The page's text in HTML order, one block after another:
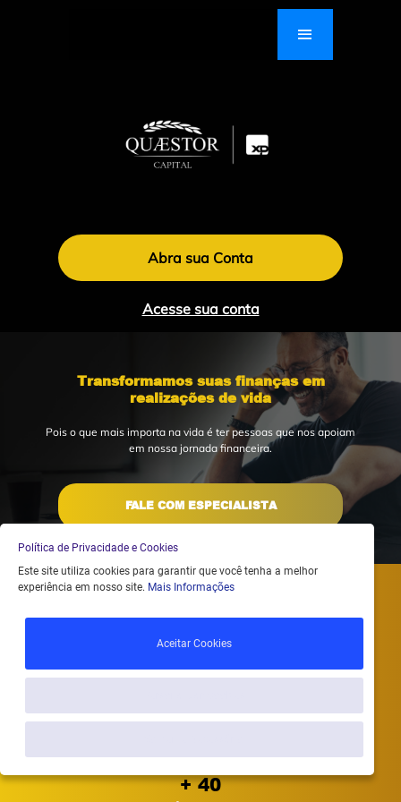
Abra sua Conta
Acesse sua conta
Transformamos suas finanças em
realizações de vida
Pois o que mais importa na vida é ter pessoas que nos apoiam
em nossa jornada financeira.
FALE COM ESPECIALISTA
Muito além da expectativa
Para tudo que envolve dinheiro, ou se transforma em dinheiro, nós temos
+ 2 Bilhões
+ 40
Política de Privacidade e Cookies
Este site utiliza cookies para garantir que você tenha a melhor
experiência em nosso site. Mais Informações
Aceitar Cookies